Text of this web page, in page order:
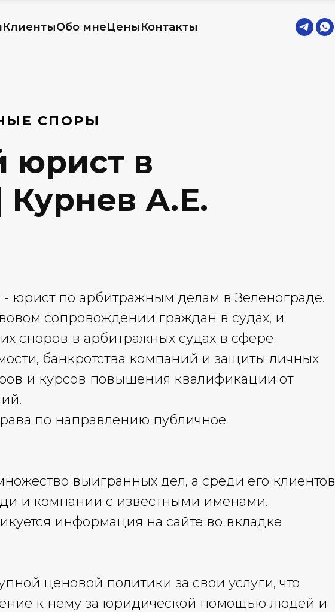
КлиентыОбо мнеЦеныКонтакты
СПОРЫ
юрист в
Курнев А.Е.
юрист по арбитражным делам в Зеленограде.
сопровождении граждан в судах, и
споров в арбитражных судах в сфере
банкротства компаний и защиты личных
и курсов повышения квалификации от
по направлению публичное
выигранных дел, а среди его клиентов
и компании с известными именами.
информация на сайте во вкладке
ценовой политики за свои услуги, что
к нему за юридической помощью людей и